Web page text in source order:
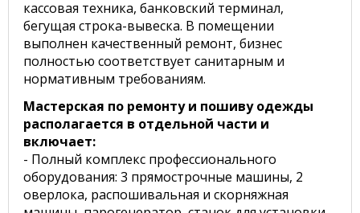
кассовая техника, банковский терминал,
бегущая строка-вывеска. В помещении
выполнен качественный ремонт, бизнес
полностью соответствует санитарным и
нормативным требованиям.
Мастерская по ремонту и пошиву одежды
располагается в отдельной части и
включает:
- Полный комплекс профессионального
оборудования: 3 прямострочные машины, 2
оверлока, распошивальная и скорняжная